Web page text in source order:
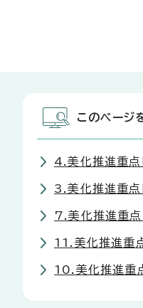
このページ
4.美化推進重点
3.美化推進重点
7.美化推進重点
11.美化推進重
10.美化推進重